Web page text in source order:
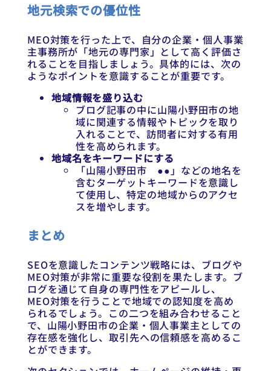
地元検索での優位性
MEO対策を行った上で、自分の企業・個人事業
主事務所が「地元の専門家」として高く評価さ
れることを目指しましょう。具体的には、次の
ようなポイントを意識することが重要です。
地域情報を盛り込む
ブログ記事の中に山陽小野田市の地
域に関連する情報やトピックを取り
入れることで、訪問者に対する有用
性を高められます。
地域名をキーワードにする
「山陽小野田市 ●●」などの地名を
含むターゲットキーワードを意識し
て使用し、特定の地域からのアクセ
スを増やします。
まとめ
SEOを意識したコンテンツ戦略には、ブログや
MEO対策が非常に重要な役割を果たします。ブ
ログを通じて自身の専門性をアピールし、
MEO対策を行うことで地域での認知度を高め
られるでしょう。この二つを組み合わせること
で、山陽小野田市の企業・個人事業主としての
存在感を強化し、取引先への信頼感を高めるこ
とができます。